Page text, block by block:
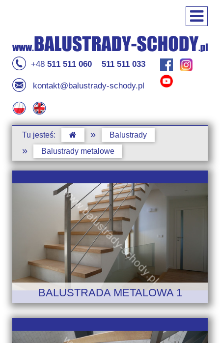
+48 511 511 060 511 511 033
kontakt@balustrady-schody.pl
Tu jesteś: » Balustrady
» Balustrady metalowe
BALUSTRADA METALOWA 1